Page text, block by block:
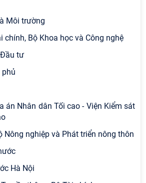
Môi trường
chính, Bộ Khoa học và Công nghệ
tư
phủ
án Nhân dân Tối cao - Viện Kiểm sát
Nông nghiệp và Phát triển nông thôn
Hà Nội